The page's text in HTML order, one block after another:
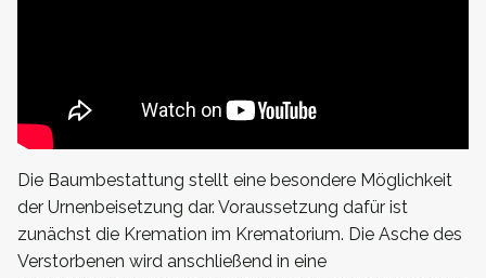
Die Baumbestattung stellt eine besondere Möglichkeit
der Urnenbeisetzung dar. Voraussetzung dafür ist
zunächst die Kremation im Krematorium. Die Asche des
Verstorbenen wird anschließend in eine